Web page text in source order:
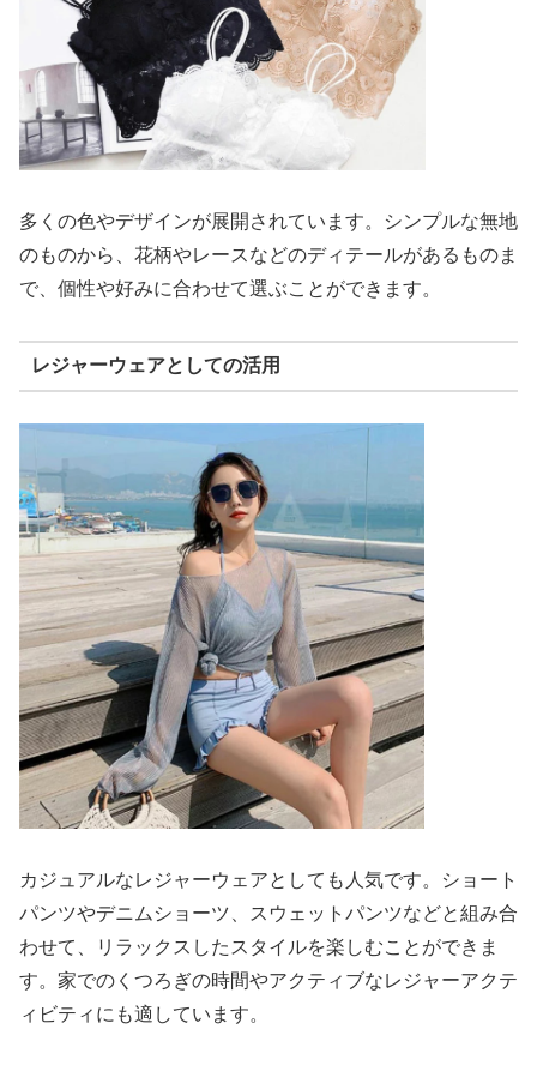
多くの色やデザインが展開されています。シンプルな無地
のものから、花柄やレースなどのディテールがあるものま
で、個性や好みに合わせて選ぶことができます。
レジャーウェアとしての活用
カジュアルなレジャーウェアとしても人気です。ショート
パンツやデニムショーツ、スウェットパンツなどと組み合
わせて、リラックスしたスタイルを楽しむことができま
す。家でのくつろぎの時間やアクティブなレジャーアクテ
ィビティにも適しています。